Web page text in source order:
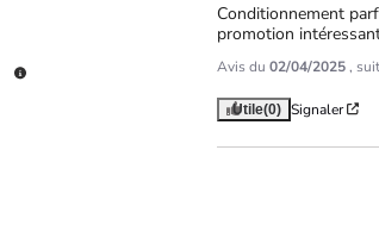
Conditionnement
promotion
Avis du02/04/2025 ,
Utile(0) Signaler